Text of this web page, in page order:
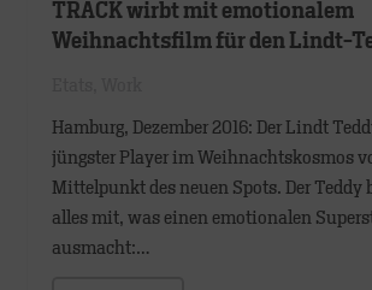
TRACK wirbt mit emotionalem
Weihnachtsfilm für den Lindt-
Hamburg, Dezember 2016: Der Lindt
jüngster Player im Weihnachtskosmos
Mittelpunkt des neuen Spots. Der Teddy
alles mit, was einen emotionalen
ausmacht:…